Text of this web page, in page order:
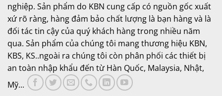
nghiệp. Sản phẩm do KBN cung cấp có nguồn gốc xuất
xứ rõ ràng, hàng đảm bảo chất lượng là bạn hàng và là
đối tác tin cậy của quý khách hàng trong nhiều năm
qua. Sản phẩm của chúng tôi mang thương hiệu KBN,
KBS, KS..ngoài ra chúng tôi còn phân phối các thiết bị
an toàn nhập khẩu đến từ Hàn Quốc, Malaysia, Nhật,
Mỹ...